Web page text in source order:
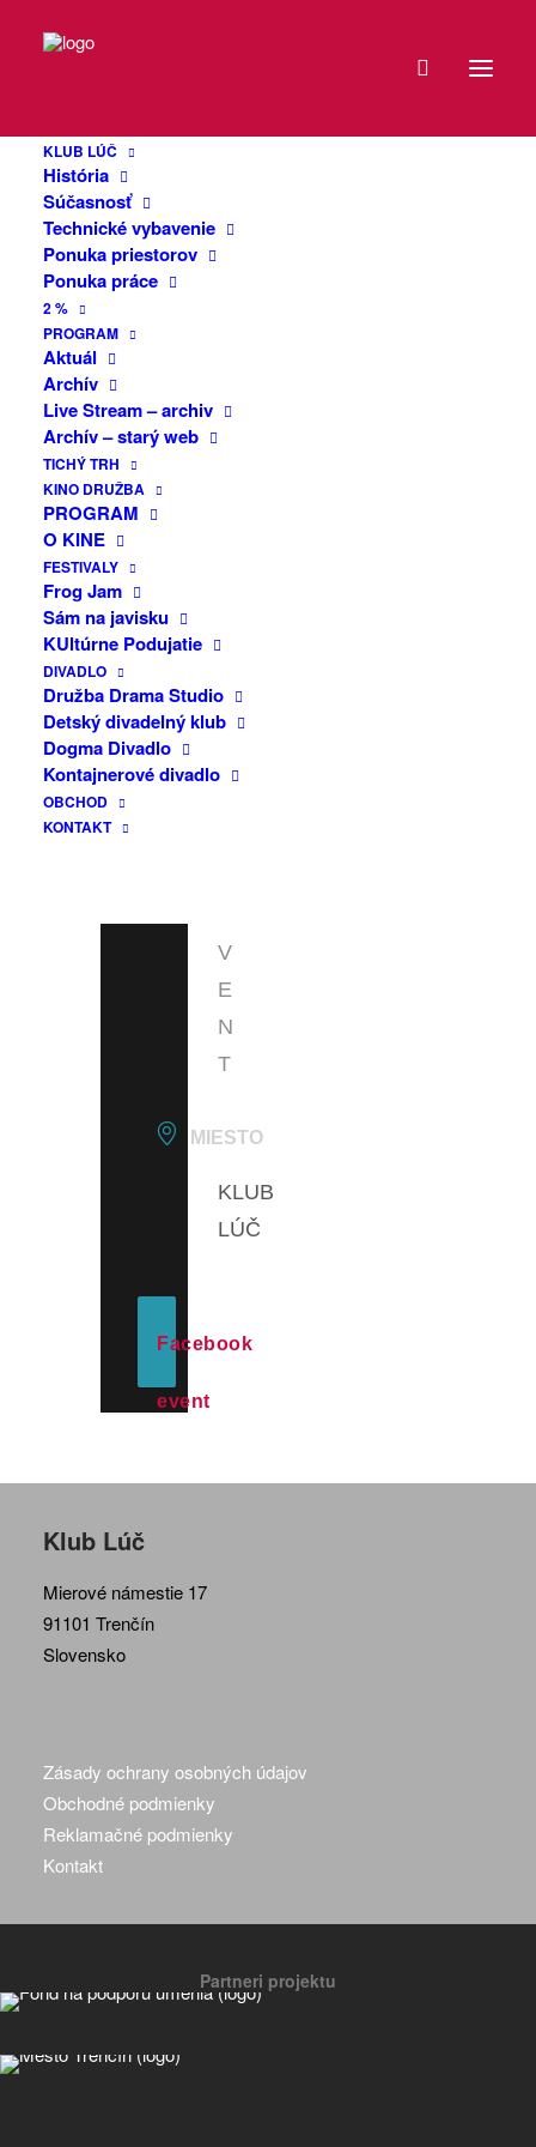
KLUB LÚČ
História
Súčasnosť
Technické vybavenie
Ponuka priestorov
Ponuka práce
2 %
PROGRAM
Aktuál
Archív
Live Stream – archiv
Archív – starý web
TICHÝ TRH
KINO DRUŽBA
PROGRAM
O KINE
FESTIVALY
Frog Jam
Sám na javisku
KUltúrne Podujatie
DIVADLO
Družba Drama Studio
Detský divadelný klub
Dogma Divadlo
Kontajnerové divadlo
OBCHOD
KONTAKT
+ PATRIARCHA
Naši bratia HYPNOS nám oznámili
COVID v ich radách a tak sme povolali
headlinera rovnakej velkosti a to
DOOMAS a PATRIARCHA zahrajú v
klube Lúč.
DÁTUM
A
C
E
V
E
N
T
MIESTO
KLUB
LÚČ
Facebook
event
Klub Lúč
Mierové námestie 17
91101 Trenčín
Slovensko
Zásady ochrany osobných údajov
Obchodné podmienky
Reklamačné podmienky
Kontakt
Partneri projektu